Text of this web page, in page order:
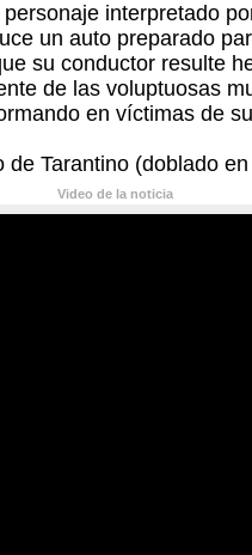
interpretado
un auto preparado
su conductor resulte
de las voluptuosas
en víctimas de
Tarantino (doblado
Video de la noticia